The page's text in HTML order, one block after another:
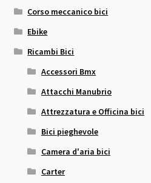
Corso meccanico bici
Ebike
Ricambi Bici
Accessori Bmx
Attacchi Manubrio
Attrezzatura e Officina bici
Bici pieghevole
Camera d'aria bici
Carter